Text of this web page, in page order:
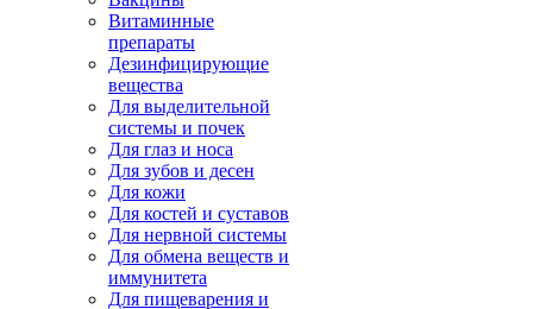
Витаминные
препараты
Дезинфицирующие
вещества
Для выделительной
системы и почек
Для глаз и носа
Для зубов и десен
Для кожи
Для костей и суставов
Для нервной системы
Для обмена веществ и
иммунитета
Для пищеварения и